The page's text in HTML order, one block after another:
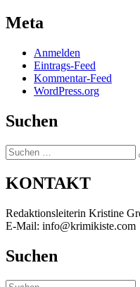
Meta
Anmelden
Eintrags-Feed
Kommentar-Feed
WordPress.org
Suchen
Suchen
nach:
KONTAKT
Redaktionsleiterin Kristine
E-Mail: info@krimikiste.com
Suchen